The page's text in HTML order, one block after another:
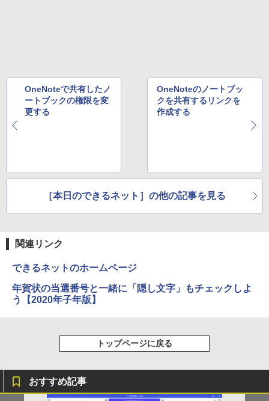
OneNoteで共有したノ
ートブックの権限を変
更する
OneNoteのノートブッ
クを共有するリンクを
作成する
［本日のできるネット］の他の記事を見る
関連リンク
できるネットのホームページ
年賀状の当選番号と一緒に「隠し文字」もチェックしよ
う【2020年子年版】
トップページに戻る
おすすめ記事